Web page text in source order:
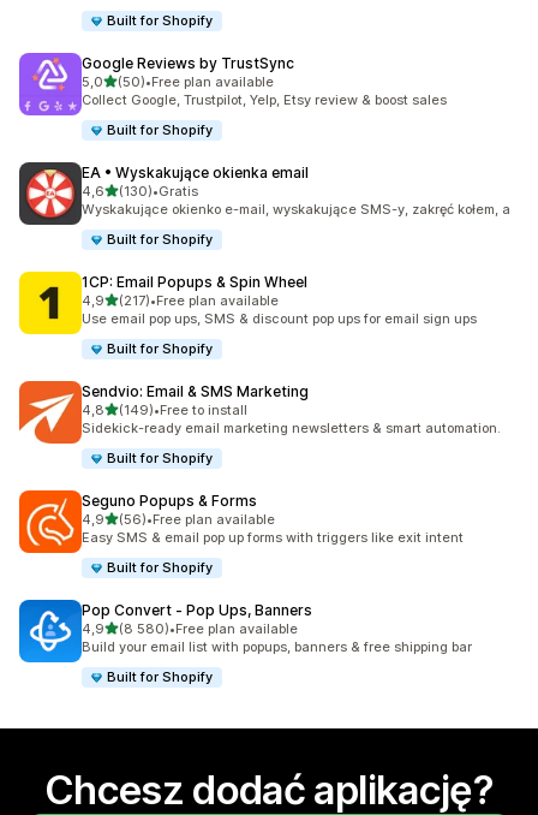
Built for Shopify
Google Reviews by TrustSync
5,0na 5 gwiazdek
(50)
Łączna liczba recenzji: 50
•Free plan available
Collect Google, Trustpilot, Yelp, Etsy review & boost sales
Built for Shopify
EA • Wyskakujące okienka email
4,6na 5 gwiazdek
(130)
Łączna liczba recenzji: 130
•Gratis
Wyskakujące okienko e-mail, wyskakujące SMS-y, zakręć kołem, a
Built for Shopify
1CP: Email Popups & Spin Wheel
4,9na 5 gwiazdek
(217)
Łączna liczba recenzji: 217
•Free plan available
Use email pop ups, SMS & discount pop ups for email sign ups
Built for Shopify
Sendvio: Email & SMS Marketing
4,8na 5 gwiazdek
(149)
Łączna liczba recenzji: 149
•Free to install
Sidekick-ready email marketing newsletters & smart automation.
Built for Shopify
Seguno Popups & Forms
4,9na 5 gwiazdek
(56)
Łączna liczba recenzji: 56
•Free plan available
Easy SMS & email pop up forms with triggers like exit intent
Built for Shopify
Pop Convert ‑ Pop Ups, Banners
4,9na 5 gwiazdek
(8 580)
Łączna liczba recenzji: 8580
•Free plan available
Build your email list with popups, banners & free shipping bar
Built for Shopify
Chcesz dodać aplikację?